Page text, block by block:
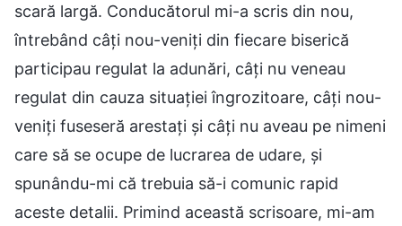
scară largă. Conducătorul mi-a scris din nou,
întrebând câți nou-veniți din fiecare biserică
participau regulat la adunări, câți nu veneau
regulat din cauza situației îngrozitoare, câți nou-
veniți fuseseră arestați și câți nu aveau pe nimeni
care să se ocupe de lucrarea de udare, și
spunându-mi că trebuia să-i comunic rapid
aceste detalii. Primind această scrisoare, mi-am